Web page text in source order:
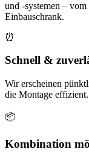
und -systemen –
Einbauschrank.
⏰
Schnell &
Wir erscheinen
die Montage effizient.
📦
Kombination